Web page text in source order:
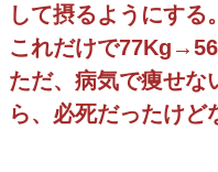
して摂るようにする。
これだけで
ただ、病気で痩せな
ら、必死だったけど